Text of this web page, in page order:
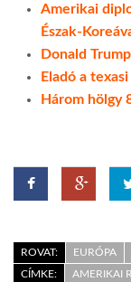
Amerikai
Észak-
Donald
Eladó a
Három hölgy
ROVAT: EURÓPA
CÍMKE:
AMERIKAI